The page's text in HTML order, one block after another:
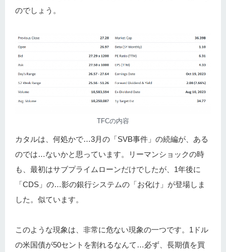
のでしょう。
TFCの内容
カタルは、何処かで…3月の「SVB事件」の続編が、ある
のでは…ないかと思っています。リーマンショックの時
も、最初はサブプライムローンだけでしたが、1年後に
「CDS」の…影の銀行システムの「お化け」が登場しま
した。似ています。
このような現象は、非常に危ない現象の一つです。1ドル
の米国債が50セントを割れるなんて…必ず、長期債を買